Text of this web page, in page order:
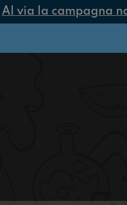
Al via la campagna